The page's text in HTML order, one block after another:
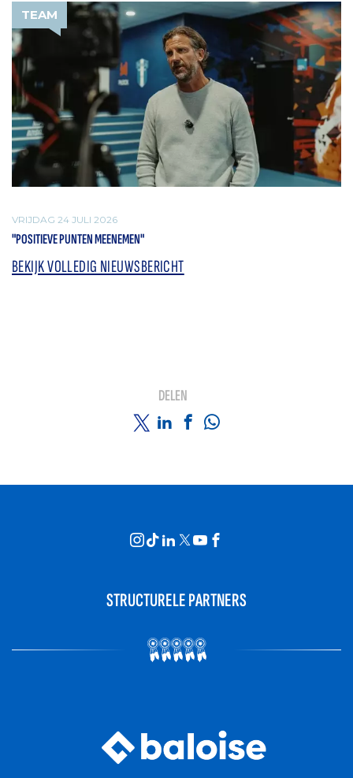
TEAM
VRIJDAG 24 JULI 2026
"POSITIEVE PUNTEN MEENEMEN"
BEKIJK VOLLEDIG NIEUWSBERICHT
DELEN
STRUCTURELE PARTNERS